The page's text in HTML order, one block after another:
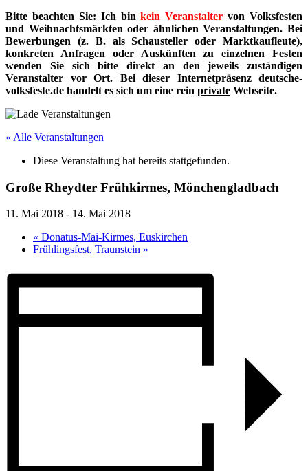
Bitte beachten Sie: Ich binkein Veranstalter von Volksfesten
und Weihnachtsmärkten oder ähnlichen Veranstaltungen. Bei
Bewerbungen (z. B. als Schausteller oder Marktkaufleute),
konkreten Anfragen oder Auskünften zu einzelnen Festen
wenden Sie sich bitte direkt an den jeweils zuständigen
Veranstalter vor Ort. Bei dieser Internetpräsenz deutsche-
volksfeste.de handelt es sich um eine rein private Webseite.
« Alle Veranstaltungen
Diese Veranstaltung hat bereits stattgefunden.
Große Rheydter Frühkirmes, Mönchengladbach
11. Mai 2018 - 14. Mai 2018
« Donatus-Mai-Kirmes, Euskirchen
Frühlingsfest, Traunstein »